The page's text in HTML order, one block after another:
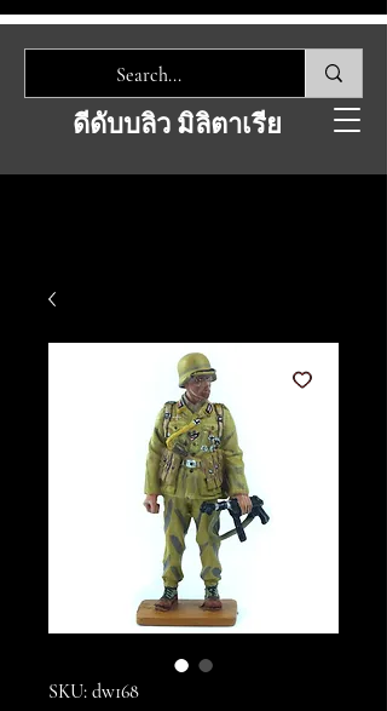
ดีดับบลิว มิลิตาเรีย
SKU: dw168